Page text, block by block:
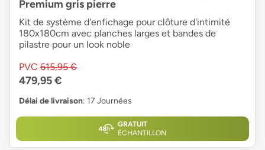
Premium gris pierre
Kit de système d'enfichage pour clôture d'intimité
180x180cm avec planches larges et bandes de
pilastre pour un look noble
PVC 615,95 €
479,95 €
Délai de livraison: 17 Journées
GRATUIT
ÉCHANTILLON